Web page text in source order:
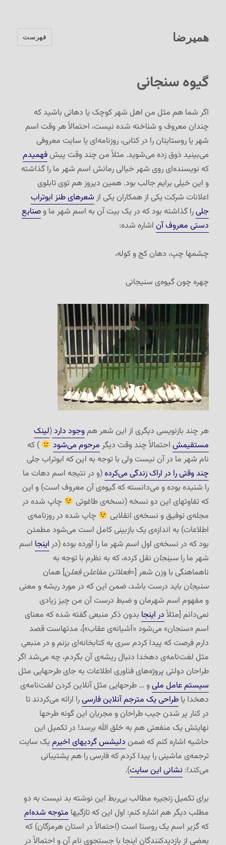
همیرضا فهرست
گیوه سنجانی
اگر شما هم مثل من اهل شهر کوچک یا دهاتی باشید که
چندان معروف و شناخته شده نیست، احتمالاً هر وقت اسم
شهر یا روستایتان را در کتابی، روزنامه‌ای یا سایت معروفی
می‌بینید ذوق زده می‌شوید. مثلاً من چند وقت پیشفهمیدم
که نویسنده‌ای روی شهر خیالی رمانش اسم شهر ما را گذاشته
و این خیلی برایم جالب بود. همین دیروز هم توی تابلوی
اعلانات شرکت یکی از همکاران یکی از شعرهای طنز ابوتراب
جلیرا گذاشته بود که در یک بیت آن به اسم شهر ما وصنایع
دستی معروف آن اشاره شده:
چشمها چپ، دهان کج و کوله،
چهره چون گیوه‌ی سنیجانی
هر چند بازنویسی دیگری از این شعر هموجود دارد(لینک
مستقیمش احتمالاً چند وقت دیگر مرحوم می‌شود
) که
نام شهر ما در آن نیست ولی با توجه به این که ابوتراب جلی
چند وقتی را در اراک زندگی می‌کرده(و در نتیجه اسم دهات ما
را شنیده بوده و می‌دانسته که گیوه‌ی آن معروف است) و این
که تفاوتهای این دو نسخه (نسخه‌ی طاغوتی
چاپ شده در
مجله‌ی توفیق و نسخه‌ی انقلابی
چاپ شده در روزنامه‌ی
اطلاعات) به اندازه‌ی یک بازبینی کامل است می‌شود مطمئن
بود که در نسخه‌ی اول اسم شهر ما را آورده بوده (در اینجا اسم
شهر ما راسینجان نقل کرده، که به نظرم با توجه به
ناهماهنگی با وزن شعر [=فعلاتن مفاعلن فعلن] همان
سنیجان باید درست باشد، ضمن این که در مورد ریشه و معنی
و مفهوم اسم شهرمان و ضبط درست آن من چیز زیادی
نمی‌دانم [مثلاًدر اینجا بدون ذکر منبعی گفته شده که معنای
اسم «سنجان» می‌شود «آشیانه‌ی عقاب»]، مدتهاست قصد
دارم فرصت که پیدا کردم سری به کتابخانه‌ای بزنم و در منبعی
مثل لغت‌نامه‌ی دهخدا دنبال ریشه‌ی آن بگردم، چه می‌شد اگر
طراحان دولتی پروژه‌های فناوری اطلاعات به جای طرحهایی مثل
سیستم عامل ملیو … طرحهایی مثل آنلاین کردن لغت‌نامه‌ی
دهخدا یاطراحی یک مترجم آنلاین فارسیرا ارائه می‌کردند تا
در کنار پر شدن جیب طراحان و مجریان این گونه طرحها
نهایتش یک منفعتی هم به خلق الله برسد! در تکمیل این
حاشیه اشاره کنم که ضمن دلیشس گردیهای اخیرمیک سایت
ترجمه‌ی ماشینی را پیدا کردم که فارسی را هم پشتیبانی
می‌کند!: نشانی این سایت).
برای تکمیل زنجیره مطالب بی‌ربط این نوشته بد نیست به دو
مطلب دیگر هم اشاره کنم: اول این که تازگیها متوجه شده‌ام
که گزیر اسم یک روستا است (احتمالاً در استان هرمزگان) که
بعضی از بازدیدکنندگان اینجا با جستجوی نام آن و احتمالاً در